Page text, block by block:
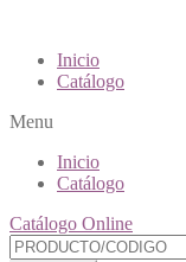
Inicio
Catálogo
Menu
Inicio
Catálogo
Catálogo Online